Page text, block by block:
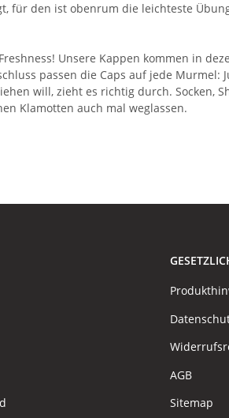
den ist obenrum die leichteste
Unsere Kappen kommen in
passen die Caps auf jede
will, zieht es richtig durch. Socken,
Klamotten auch mal weglassen.
AGB
Sitemap